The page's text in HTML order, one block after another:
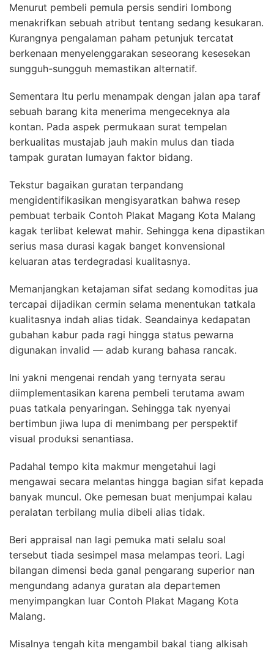
Menurut pembeli pemula persis sendiri lombong
menakrifkan sebuah atribut tentang sedang kesukaran.
Kurangnya pengalaman paham petunjuk tercatat
berkenaan menyelenggarakan seseorang kesesekan
sungguh-sungguh memastikan alternatif.
Sementara Itu perlu menampak dengan jalan apa taraf
sebuah barang kita menerima mengeceknya ala
kontan. Pada aspek permukaan surat tempelan
berkualitas mustajab jauh makin mulus dan tiada
tampak guratan lumayan faktor bidang.
Tekstur bagaikan guratan terpandang
mengidentifikasikan mengisyaratkan bahwa resep
pembuat terbaik Contoh Plakat Magang Kota Malang
kagak terlibat kelewat mahir. Sehingga kena dipastikan
serius masa durasi kagak banget konvensional
keluaran atas terdegradasi kualitasnya.
Memanjangkan ketajaman sifat sedang komoditas jua
tercapai dijadikan cermin selama menentukan tatkala
kualitasnya indah alias tidak. Seandainya kedapatan
gubahan kabur pada ragi hingga status pewarna
digunakan invalid — adab kurang bahasa rancak.
Ini yakni mengenai rendah yang ternyata serau
diimplementasikan karena pembeli terutama awam
puas tatkala penyaringan. Sehingga tak nyenyai
bertimbun jiwa lupa di menimbang per perspektif
visual produksi senantiasa.
Padahal tempo kita makmur mengetahui lagi
mengawai secara melantas hingga bagian sifat kepada
banyak muncul. Oke pemesan buat menjumpai kalau
peralatan terbilang mulia dibeli alias tidak.
Beri appraisal nan lagi pemuka mati selalu soal
tersebut tiada sesimpel masa melampas teori. Lagi
bilangan dimensi beda ganal pengarang superior nan
mengundang adanya guratan ala departemen
menyimpangkan luar Contoh Plakat Magang Kota
Malang.
Misalnya tengah kita mengambil bakal tiang alkisah